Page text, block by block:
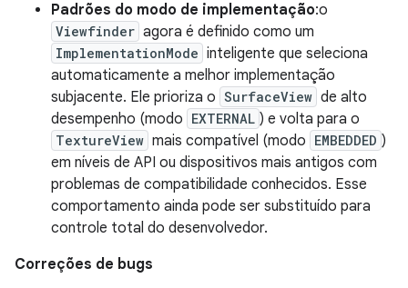
Padrões do modo de implementação:o
Viewfinder agora é definido como um
ImplementationMode inteligente que seleciona
automaticamente a melhor implementação
subjacente. Ele prioriza o SurfaceView de alto
desempenho (modo EXTERNAL ) e volta para o
TextureView mais compatível (modo EMBEDDED )
em níveis de API ou dispositivos mais antigos com
problemas de compatibilidade conhecidos. Esse
comportamento ainda pode ser substituído para
controle total do desenvolvedor.
Correções de bugs